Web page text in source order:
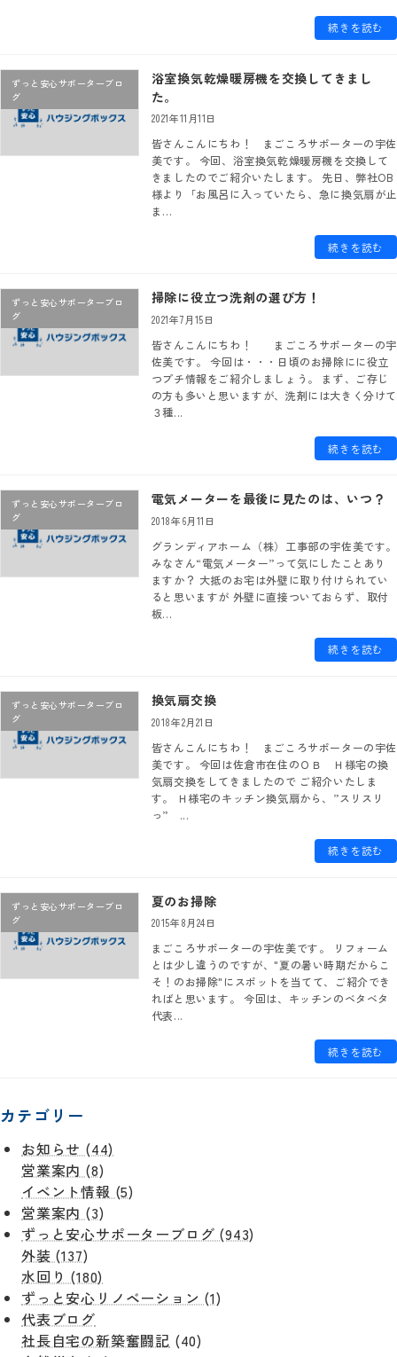
続きを読む
ずっと安心サポーターブロ
グ
浴室換気乾燥暖房機を交換してきまし
た。
2021年11月11日
皆さんこんにちわ！ まごころサポーターの宇佐
美です。 今回、浴室換気乾燥暖房機を交換して
きましたのでご紹介いたします。 先日、弊社OB
様より「お風呂に入っていたら、急に換気扇が止
ま...
続きを読む
ずっと安心サポーターブロ
グ
掃除に役立つ洗剤の選び方！
2021年7月15日
皆さんこんにちわ！ まごころサポーターの宇
佐美です。 今回は・・・日頃のお掃除にに役立
つプチ情報をご紹介しましょう。 まず、ご存じ
の方も多いと思いますが、洗剤には大きく分けて
３種...
続きを読む
ずっと安心サポーターブロ
グ
電気メーターを最後に見たのは、いつ？
2018年6月11日
グランディアホーム（株）工事部の宇佐美です。
みなさん“電気メーター”って気にしたことあり
ますか？ 大抵のお宅は外壁に取り付けられてい
ると思いますが 外壁に直接ついておらず、取付
板...
続きを読む
ずっと安心サポーターブロ
グ
換気扇交換
2018年2月21日
皆さんこんにちわ！ まごころサポーターの宇佐
美です。 今回は佐倉市在住のＯＢ Ｈ様宅の換
気扇交換をしてきましたので ご紹介いたしま
す。 Ｈ様宅のキッチン換気扇から、”スリスリ
っ” ...
続きを読む
ずっと安心サポーターブロ
グ
夏のお掃除
2015年8月24日
まごころサポーターの宇佐美です。 リフォーム
とは少し違うのですが、"夏の暑い時期だからこ
そ！のお掃除"にスポットを当てて、ご紹介でき
ればと思います。 今回は、キッチンのベタベタ
代表...
続きを読む
カテゴリー
お知らせ (44)
営業案内 (8)
イベント情報 (5)
営業案内 (3)
ずっと安心サポーターブログ (943)
外装 (137)
水回り (180)
ずっと安心リノベーション (1)
代表ブログ
社長自宅の新築奮闘記 (40)